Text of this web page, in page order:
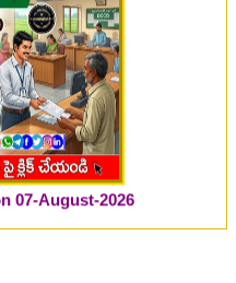
07-August-2026